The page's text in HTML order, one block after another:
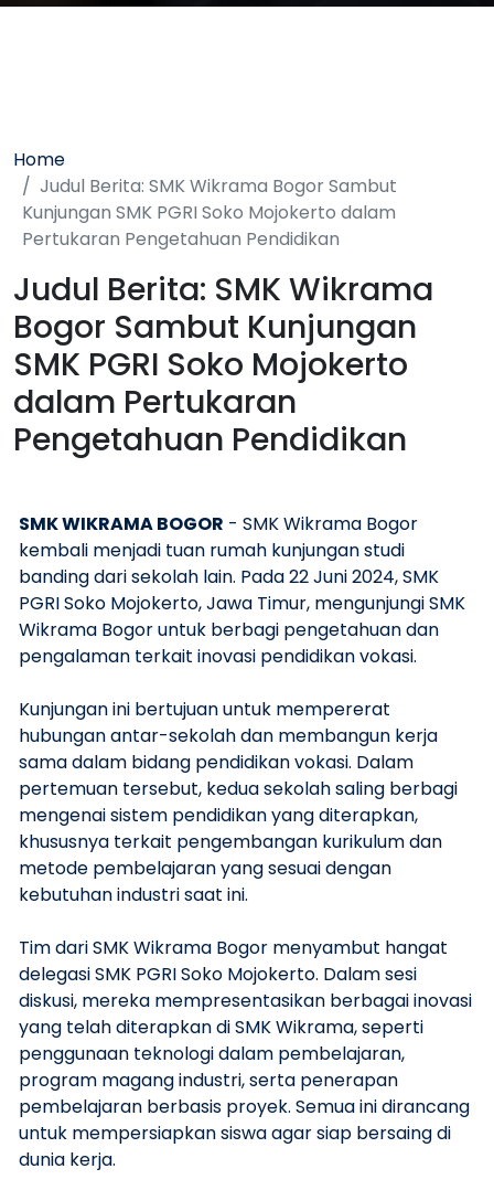
Home
Judul Berita: SMK Wikrama Bogor Sambut
Kunjungan SMK PGRI Soko Mojokerto dalam
Pertukaran Pengetahuan Pendidikan
Judul Berita: SMK Wikrama
Bogor Sambut Kunjungan
SMK PGRI Soko Mojokerto
dalam Pertukaran
Pengetahuan Pendidikan
SMK WIKRAMA BOGOR - SMK Wikrama Bogor
kembali menjadi tuan rumah kunjungan studi
banding dari sekolah lain. Pada 22 Juni 2024, SMK
PGRI Soko Mojokerto, Jawa Timur, mengunjungi SMK
Wikrama Bogor untuk berbagi pengetahuan dan
pengalaman terkait inovasi pendidikan vokasi.
Kunjungan ini bertujuan untuk mempererat
hubungan antar-sekolah dan membangun kerja
sama dalam bidang pendidikan vokasi. Dalam
pertemuan tersebut, kedua sekolah saling berbagi
mengenai sistem pendidikan yang diterapkan,
khususnya terkait pengembangan kurikulum dan
metode pembelajaran yang sesuai dengan
kebutuhan industri saat ini.
Tim dari SMK Wikrama Bogor menyambut hangat
delegasi SMK PGRI Soko Mojokerto. Dalam sesi
diskusi, mereka mempresentasikan berbagai inovasi
yang telah diterapkan di SMK Wikrama, seperti
penggunaan teknologi dalam pembelajaran,
program magang industri, serta penerapan
pembelajaran berbasis proyek. Semua ini dirancang
untuk mempersiapkan siswa agar siap bersaing di
dunia kerja.